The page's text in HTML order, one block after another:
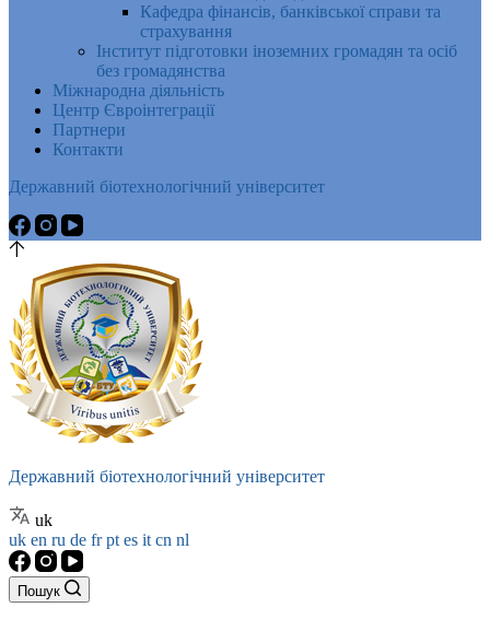
Кафедра фінансів, банківської справи та
страхування
Інститут підготовки іноземних громадян та осіб
без громадянства
Міжнародна діяльність
Центр Євроінтеграції
Партнери
Контакти
Державний біотехнологічний університет
Державний біотехнологічний університет
uk
uk en ru de frpt es it cn nl
Пошук